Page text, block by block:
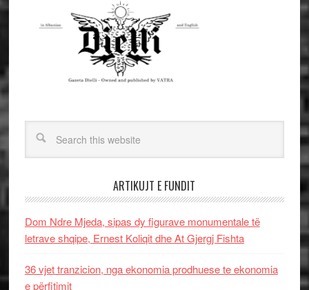
ARTIKUJT E FUNDIT
Dom Ndre Mjeda, sipas dy figurave monumentale të
letrave shqipe, Ernest Koliqit dhe At Gjergj Fishta
36 vjet tranzicion, nga ekonomia prodhuese te ekonomia
e përfitimit